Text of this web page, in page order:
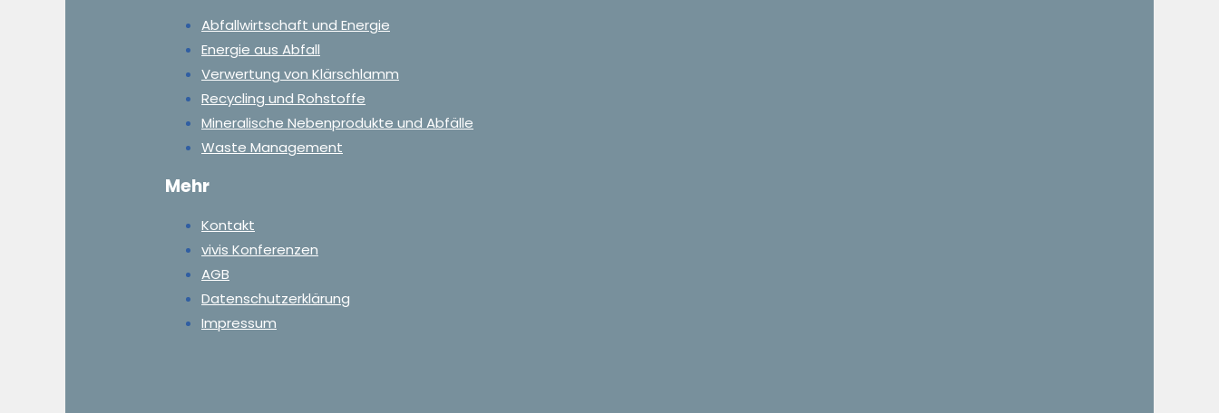
Abfallwirtschaft und Energie
Energie aus Abfall
Verwertung von Klärschlamm
Recycling und Rohstoffe
Mineralische Nebenprodukte und Abfälle
Waste Management
Mehr
Kontakt
vivis Konferenzen
AGB
Datenschutzerklärung
Impressum